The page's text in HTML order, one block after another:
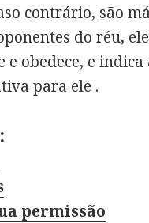
contrário, são
do réu,
e obedece, e
permissão